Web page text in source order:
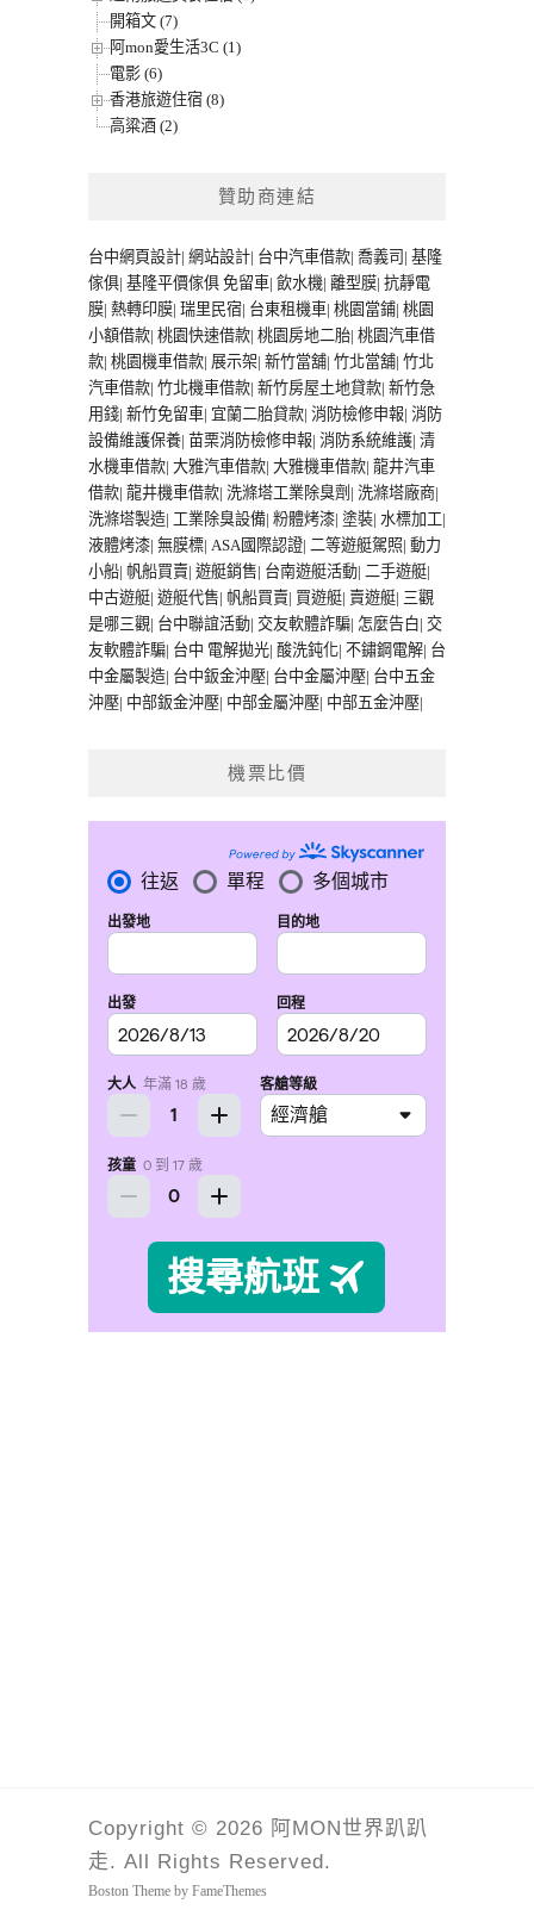
開箱文 (7)
阿mon愛生活3C (1)
電影 (6)
香港旅遊住宿 (8)
高粱酒 (2)
贊助商連結
台中網頁設計| 網站設計| 台中汽車借款| 喬義司 | 基隆
傢俱| 基隆平價傢俱 免留車| 飲水機| 離型膜| 抗靜電
膜| 熱轉印膜| 瑞里民宿| 台東租機車| 桃園當鋪| 桃園
小額借款| 桃園快速借款| 桃園房地二胎| 桃園汽車借
款| 桃園機車借款| 展示架| 新竹當舖| 竹北當舖| 竹北
汽車借款| 竹北機車借款| 新竹房屋土地貸款| 新竹急
用錢| 新竹免留車| 宜蘭二胎貸款| 消防檢修申報| 消防
設備維護保養| 苗栗消防檢修申報| 消防系統維護| 清
水機車借款| 大雅汽車借款| 大雅機車借款| 龍井汽車
借款| 龍井機車借款| 洗滌塔工業除臭劑 | 洗滌塔廠商|
洗滌塔製造| 工業除臭設備| 粉體烤漆| 塗裝| 水標加工|
液體烤漆| 無膜標| ASA國際認證| 二等遊艇駕照| 動力
小船| 帆船買賣| 遊艇銷售| 台南遊艇活動| 二手遊艇|
中古遊艇| 遊艇代售| 帆船買賣| 買遊艇| 賣遊艇| 三觀
是哪三觀| 台中聯誼活動| 交友軟體詐騙| 怎麼告白| 交
友軟體詐騙| 台中 電解拋光| 酸洗鈍化| 不鏽鋼電解| 台
中金屬製造| 台中鈑金沖壓| 台中金屬沖壓| 台中五金
沖壓| 中部鈑金沖壓| 中部金屬沖壓| 中部五金沖壓|
機票比價
Copyright © 2026 阿MON世界趴趴
走. All Rights Reserved.
Boston Theme by FameThemes